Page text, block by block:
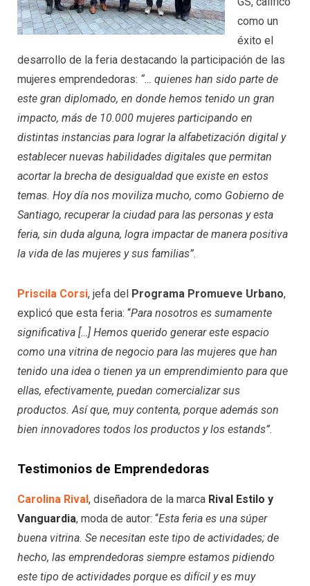
como un
éxito el
desarrollo de la feria destacando la participación de las
mujeres emprendedoras: “… quienes han sido parte de
este gran diplomado, en donde hemos tenido un gran
impacto, más de 10.000 mujeres participando en
distintas instancias para lograr la alfabetización digital y
establecer nuevas habilidades digitales que permitan
acortar la brecha de desigualdad que existe en estos
temas. Hoy día nos moviliza mucho, como Gobierno de
Santiago, recuperar la ciudad para las personas y esta
feria, sin duda alguna, logra impactar de manera positiva
la vida de las mujeres y sus familias”.
Priscila Corsi, jefa del Programa Promueve Urbano,
explicó que esta feria: “Para nosotros es sumamente
significativa […] Hemos querido generar este espacio
como una vitrina de negocio para las mujeres que han
tenido una idea o tienen ya un emprendimiento para que
ellas, efectivamente, puedan comercializar sus
productos. Así que, muy contenta, porque además son
bien innovadores todos los productos y los estands”.
Testimonios de Emprendedoras
Carolina Rival, diseñadora de la marca Rival Estilo y
Vanguardia, moda de autor: “Esta feria es una súper
buena vitrina. Se necesitan este tipo de actividades; de
hecho, las emprendedoras siempre estamos pidiendo
este tipo de actividades porque es difícil y es muy